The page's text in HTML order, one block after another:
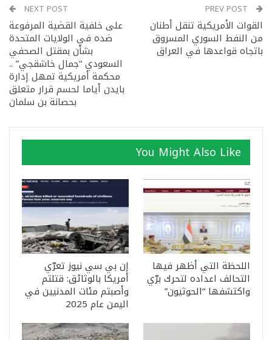
القوات الأمريكية تنقل أطنان
من النفط السوري المسروق
باتجاه قواعدها في العراق
NEXT POST
على خلفية القضية المرفوعة
ضده في الولايات المتحدة
بشأن بمقتل الصحفي
السعودي “جمال خاشقجي” ..
محكمة أمريكية تمهل إدارة
بايدن أياما لحسم قرار متعلق
بحصانة بن سلمان
You Might Also Like
اللحظة التي أظهر فيها
التحالف اعداده لتحرك برّي
واكتشفها “الحوثيون”
إن بي سي نيوز تعرّي
أمريكا بالوثائق: قتلتم
وأصبتم مئات المدنيين في
اليمن عام 2025